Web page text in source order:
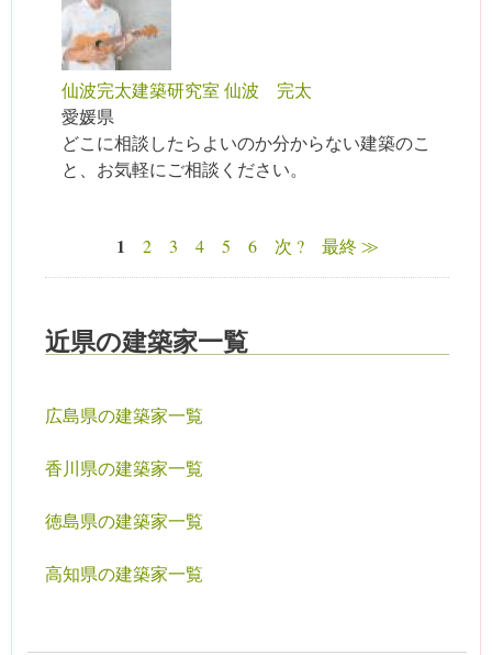
仙波完太建築研究室 仙波 完太
愛媛県
どこに相談したらよいのか分からない建築のこ
と、お気軽にご相談ください。
ページ1 2 3 4 5 6 次 ? 最終 ≫
近県の建築家一覧
広島県の建築家一覧
香川県の建築家一覧
徳島県の建築家一覧
高知県の建築家一覧